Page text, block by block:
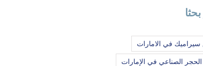
بحثا
في الامارات
الصناعي في الإمارات